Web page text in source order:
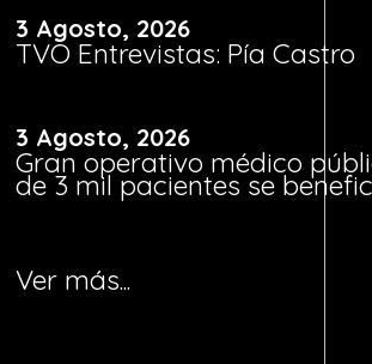
3 Agosto, 2026
TVO Entrevistas: Pía Castro
3 Agosto, 2026
Gran operativo médico
de 3 mil pacientes se
Ver más...